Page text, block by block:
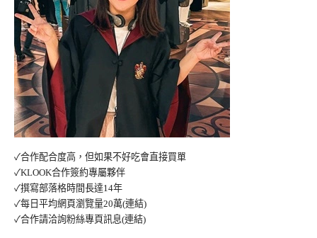
✓合作配合度高，但如果不好吃會直接買單
✓KLOOK合作簽約專屬夥伴
✓撰寫部落格時間長達14年
✓每日平均網頁瀏覽量20萬(連結)
✓合作請洽詢粉絲專頁訊息(連結)